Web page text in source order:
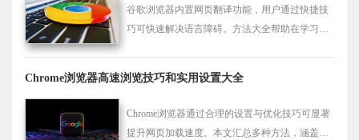
谷歌浏览器内置网页翻译功能，用户通过快捷技
巧可快速解决语言障碍。方法大全帮助在学习与
Chrome浏览器高速浏览技巧和实用设置大全
Chrome浏览器通过合理的设置与优化技巧可显著
提升网页加载速度。本文汇总多种方法，涵盖缓